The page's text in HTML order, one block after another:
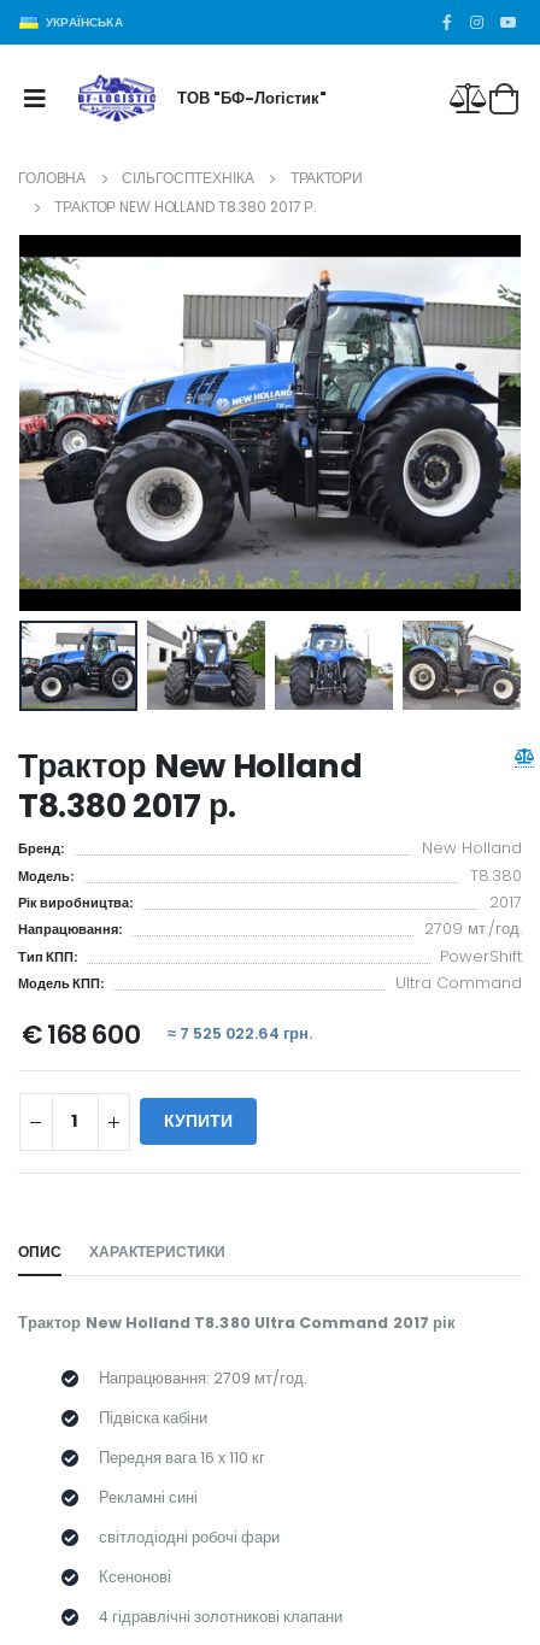
УКРАЇНСЬКА
ТОВ "БФ-Логістик"
ГОЛОВНА СІЛЬГОСПТЕХНІКА
ТРАКТОРИ
ТРАКТОР NEW HOLLAND T8.380 2017 Р.
Трактор New Holland
T8.380 2017 р.
Бренд: New Holland
Модель: T8.380
Рік виробництва: 2017
Напрацювання: 2709 мт./год.
Тип КПП: PowerShift
Модель КПП: Ultra Command
€ 168 600 ≈ 7 525 022.64 грн.
КУПИТИ
ОПИС ХАРАКТЕРИСТИКИ
Трактор New Holland T8.380 Ultra Command 2017 рік
Напрацювання: 2709 мт/год.
Підвіска кабіни
Передня вага 16 x 110 кг
Рекламні сині
світлодіодні робочі фари
Ксенонові
4 гідравлічні золотникові клапани